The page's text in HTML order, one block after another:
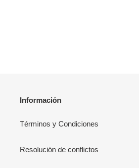
Información
Términos y Condiciones
Resolución de conflictos